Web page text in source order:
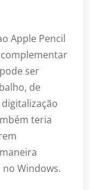
Apple Pencil
ser
de
teria
Windows.